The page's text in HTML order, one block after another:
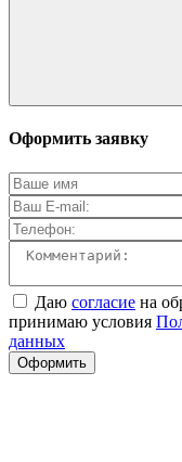
Оформить заявку
Даю согласие на
принимаю условия
данных
Оформить